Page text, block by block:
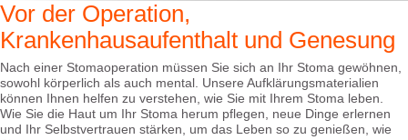
Vor der Operation,
Krankenhausaufenthalt und Genesung
Nach einer Stomaoperation müssen Sie sich an Ihr Stoma gewöhnen,
sowohl körperlich als auch mental. Unsere Aufklärungsmaterialien
können Ihnen helfen zu verstehen, wie Sie mit Ihrem Stoma leben.
Wie Sie die Haut um Ihr Stoma herum pflegen, neue Dinge erlernen
und Ihr Selbstvertrauen stärken, um das Leben so zu genießen, wie